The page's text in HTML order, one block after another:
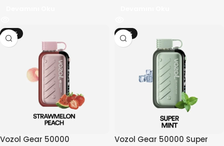
-18%
Vozol Gear 50000
-18%
Vozol Gear 50000 Super